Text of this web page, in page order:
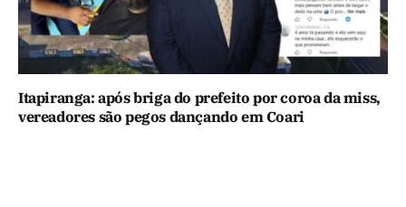
Itapiranga: após briga do prefeito por coroa da miss,
vereadores são pegos dançando em Coari